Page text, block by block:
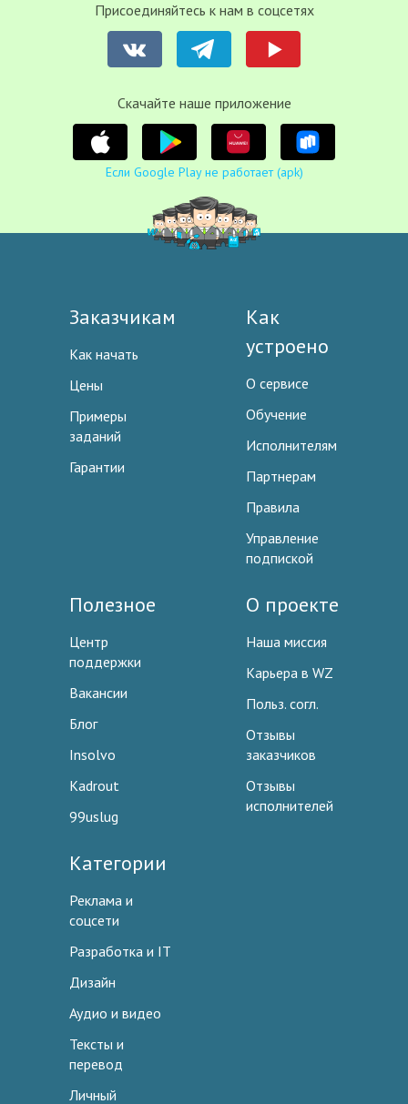
Присоединяйтесь к нам в соцсетях
Cкачайте наше приложение
Если Google Play не работает (apk)
Заказчикам
Как начать
Цены
Примеры
заданий
Гарантии
Как
устроено
О сервисе
Обучение
Исполнителям
Партнерам
Правила
Управление
подпиской
Полезное
Центр
поддержки
Вакансии
Блог
Insolvo
Kadrout
99uslug
О проекте
Наша миссия
Карьера в WZ
Польз. согл.
Отзывы
заказчиков
Отзывы
исполнителей
Категории
Реклама и
соцсети
Разработка и IT
Дизайн
Аудио и видео
Тексты и
перевод
Личный